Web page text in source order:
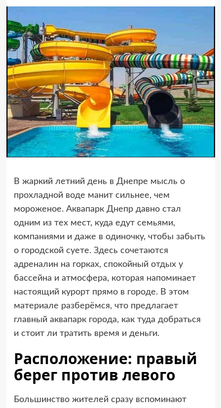
В жаркий летний день в Днепре мысль о
прохладной воде манит сильнее, чем
мороженое. Аквапарк Днепр давно стал
одним из тех мест, куда едут семьями,
компаниями и даже в одиночку, чтобы забыть
о городской суете. Здесь сочетаются
адреналин на горках, спокойный отдых у
бассейна и атмосфера, которая напоминает
настоящий курорт прямо в городе. В этом
материале разберёмся, что предлагает
главный аквапарк города, как туда добраться
и стоит ли тратить время и деньги.
Расположение: правый
берег против левого
Большинство жителей сразу вспоминают